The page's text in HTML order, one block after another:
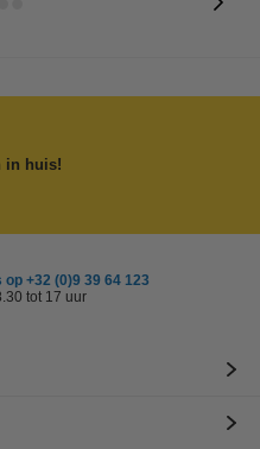
in huis!
+32 (0)9 39 64 123
tot 17 uur